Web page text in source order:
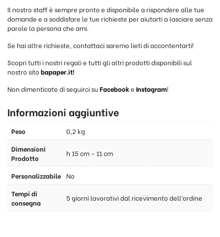
Il nostro staff è sempre pronto e disponibile a rispondere alle tue
domande e a soddisfare le tue richieste per aiutarti a lasciare senza
parole la persona che ami.
Se hai altre richieste, contattaci saremo lieti di accontentarti!
Scopri tutti i nostri regali e tutti gli altri prodotti disponibili sul
nostro sito bapaper.it!
Non dimenticate di seguirci su Facebooke Instagram!
Informazioni aggiuntive
Peso
0,2 kg
Dimensioni
Prodotto
h 15 cm – 11 cm
Personalizzabile
No
Tempi di
consegna
5 giorni lavorativi dal ricevimento dell’ordine